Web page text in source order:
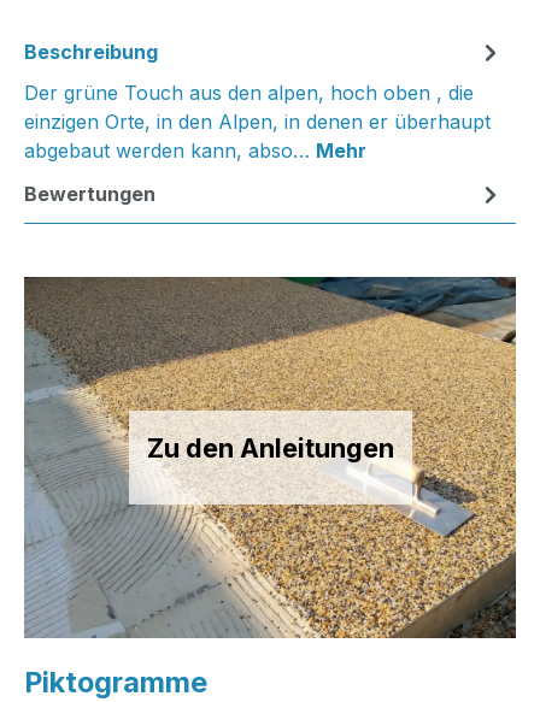
Beschreibung
Der grüne Touch aus den alpen, hoch oben , die
einzigen Orte, in den Alpen, in denen er überhaupt
abgebaut werden kann, abso… Mehr
Bewertungen
Zu den Anleitungen
Piktogramme